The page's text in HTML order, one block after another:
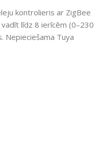
kontrolieris ar ZigBee
līdz 8 ierīcēm (0–230
Nepieciešama Tuya